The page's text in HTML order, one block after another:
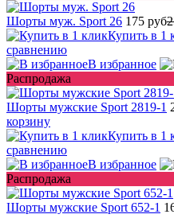
Шорты муж. Sport 26 175 руб
Купить в 1
сравнению
В избранное
Распродажа
Шорты мужские Sport 2819-1
корзину
Купить в 1
сравнению
В избранное
Распродажа
Шорты мужские Sport 652-1